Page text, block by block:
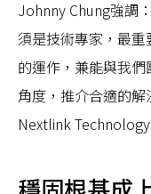
Johnny Chung強調
須是技術專家，最
的運作，兼能與我
角度，推介合適的
Nextlink Technology